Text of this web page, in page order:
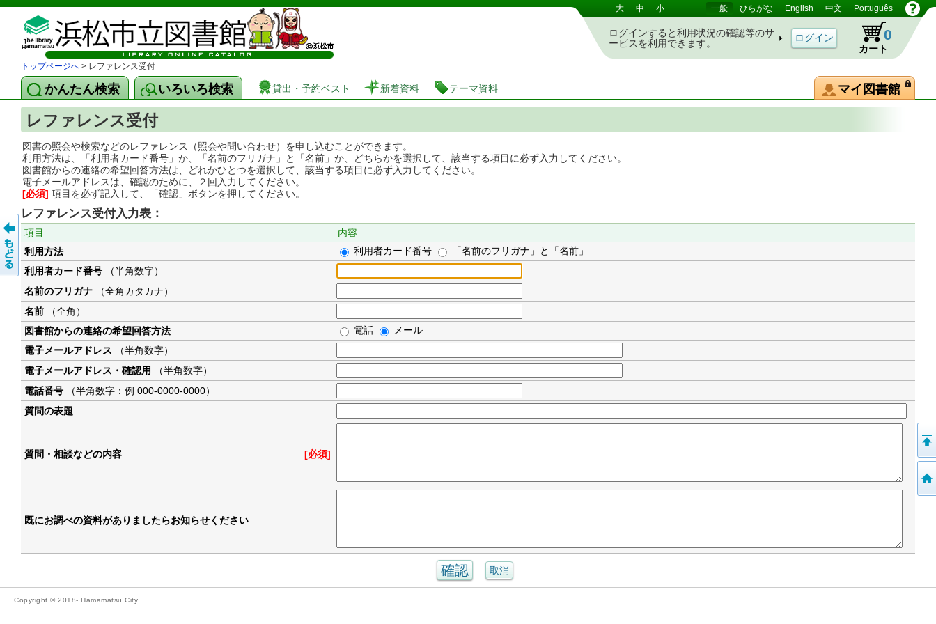
図書館 蔵書検索・予約システム 大 中 小 一般 ひらがな English 中文 Português
ログインすると利用状況の確認等のサ
ービスを利用できます。
カート
0
トップページへ > レファレンス受付
かんたん検索 いろいろ検索 貸出・予約ベスト 新着資料 テーマ資料 マイ図書館
レファレンス受付
図書の照会や検索などのレファレンス（照会や問い合わせ）を申し込むことができます。
利用方法は、「利用者カード番号」か、「名前のフリガナ」と「名前」か、どちらかを選択して、該当する項目に必ず入力してください。
図書館からの連絡の希望回答方法は、どれかひとつを選択して、該当する項目に必ず入力してください。
電子メールアドレスは、確認のために、２回入力してください。
[必須] 項目を必ず記入して、「確認」ボタンを押してください。
レファレンス受付入力表：
項目
内容
利用方法
利用者カード番号
「名前のフリガナ」と「名前」
利用者カード番号
（半角数字）
名前のフリガナ
（全角カタカナ）
名前
（全角）
図書館からの連絡の希望回答方法
電話
メール
電子メールアドレス
（半角数字）
電子メールアドレス・確認用
（半角数字）
電話番号
（半角数字：例 000-0000-0000）
質問の表題
[必須]
質問・相談などの内容
既にお調べの資料がありましたらお知らせください
Copyright © 2018- Hamamatsu City.